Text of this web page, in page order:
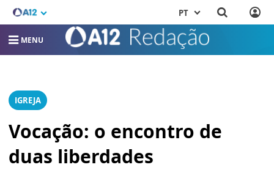
PT
MENU
IGREJA
Vocação: o encontro de
duas liberdades